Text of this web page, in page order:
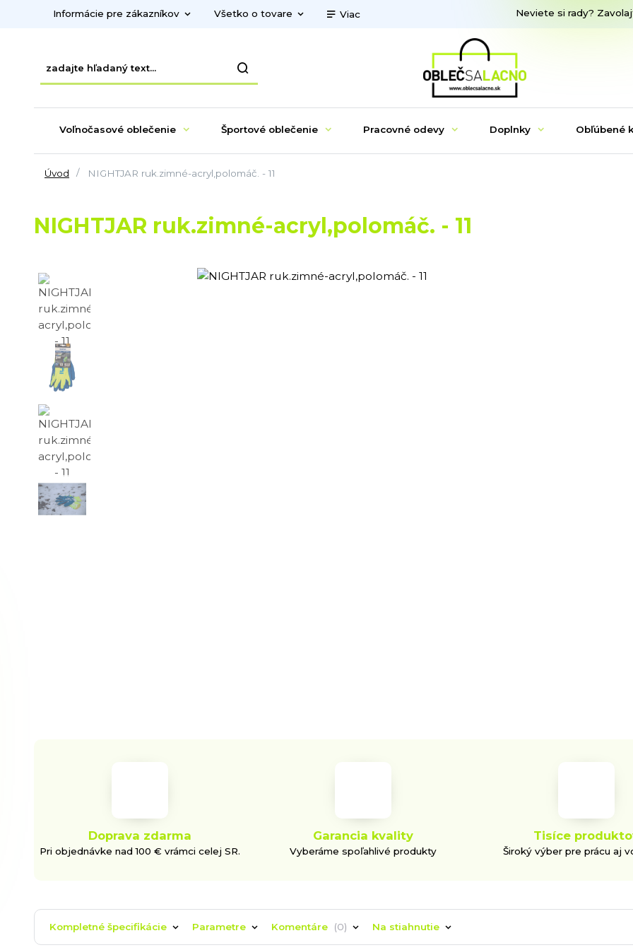
Informácie pre zákazníkov Všetko o tovare Viac Neviete si rady?
Voľnočasové oblečenie Športové oblečenie Pracovné odevy Doplnky Obľúbené
Úvod NIGHTJAR ruk.zimné-acryl,polomáč. - 11
NIGHTJAR ruk.zimné-acryl,polomáč. - 11
Doprava zdarma
Pri objednávke nad 100 € vrámci celej SR.
Garancia kvality
Vyberáme spoľahlivé produkty
Tisíce
Široký výber pre prácu aj
Kompletné špecifikácie Parametre Komentáre 0 Na stiahnutie